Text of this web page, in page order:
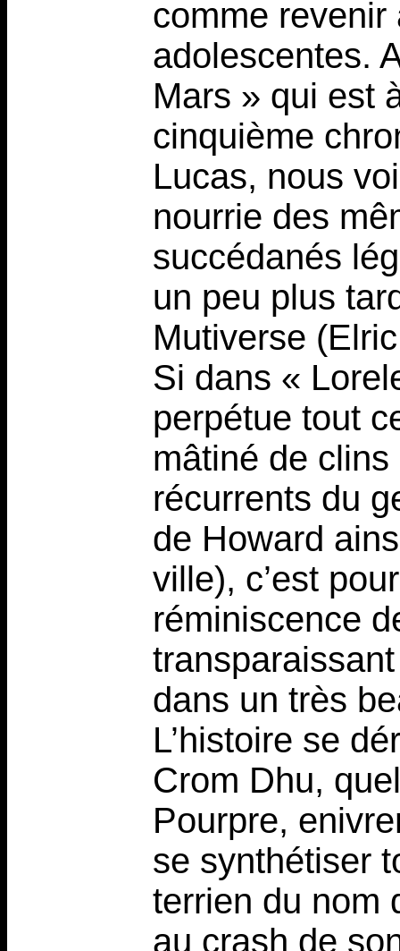
comme revenir
adolescentes.
Mars » qui est
cinquième
Lucas, nous
nourrie des
succédanés
un peu plus
Mutiverse
Si dans «
perpétue tout
mâtiné de
récurrents du
de Howard
ville), c’est
réminiscence
dans un très
L’histoire se
Crom Dhu,
Pourpre,
se synthétiser
terrien du nom
au crash de